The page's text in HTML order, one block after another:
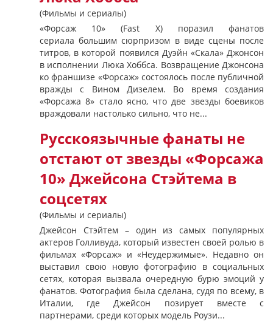
(Фильмы и сериалы)
«Форсаж 10» (Fast X) поразил фанатов
сериала большим сюрпризом в виде сцены после
титров, в которой появился Дуэйн «Скала» Джонсон
в исполнении Люка Хоббса. Возвращение Джонсона
ко франшизе «Форсаж» состоялось после публичной
вражды с Вином Дизелем. Во время создания
«Форсажа 8» стало ясно, что две звезды боевиков
враждовали настолько сильно, что не...
Русскоязычные фанаты не
отстают от звезды «Форсажа
10» Джейсона Стэйтема в
соцсетях
(Фильмы и сериалы)
Джейсон Стэйтем – один из самых популярных
актеров Голливуда, который известен своей ролью в
фильмах «Форсаж» и «Неудержимые». Недавно он
выставил свою новую фотографию в социальных
сетях, которая вызвала очередную бурю эмоций у
фанатов. Фотография была сделана, судя по всему, в
Италии, где Джейсон позирует вместе с
партнерами, среди которых модель Роузи...